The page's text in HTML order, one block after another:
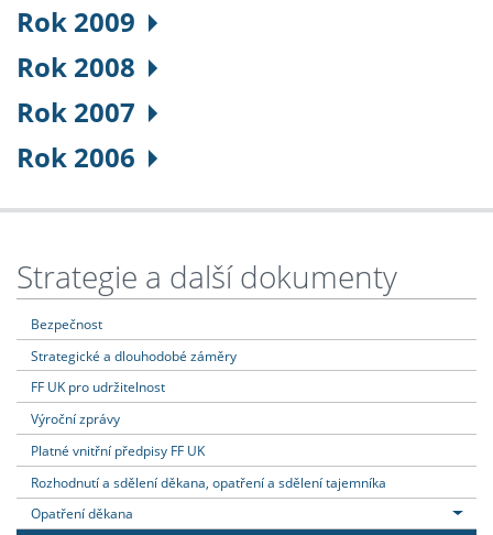
Rok 2009
Rok 2008
Rok 2007
Rok 2006
Strategie a další dokumenty
Bezpečnost
Strategické a dlouhodobé záměry
FF UK pro udržitelnost
Výroční zprávy
Platné vnitřní předpisy FF UK
Rozhodnutí a sdělení děkana, opatření a sdělení tajemníka
Opatření děkana